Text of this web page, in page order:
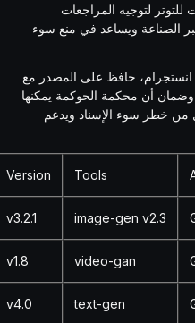
للتوتر لتوجيه المراجعات
الصناعة ويساعد في منع سوء
انستجرام، حافظ على المصدر مع
أن محكمة الحوكمة يمكنها
من خطر سوء الإسناد ويدعم
Tools
Version
image-gen v2.3
v3.2.1
video-gan
v1.8
text-gen
v4.0